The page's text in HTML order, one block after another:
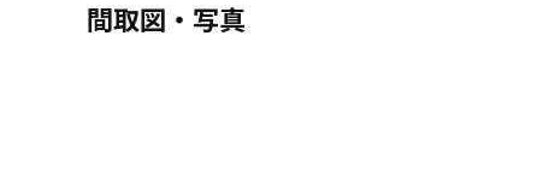
間取図・写真